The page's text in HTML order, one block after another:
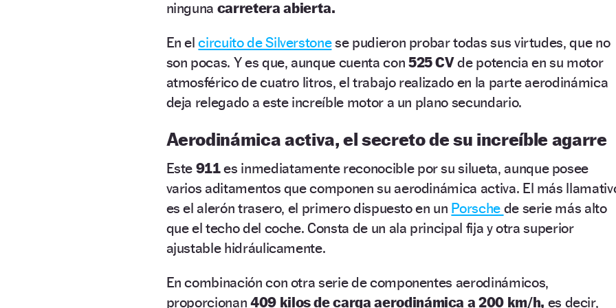
ninguna carretera abierta.
En elcircuito de Silverstonese pudieron probar todas sus virtudes, que no
son pocas. Y es que, aunque cuenta con 525 CVde potencia en su motor
atmosférico de cuatro litros, el trabajo realizado en la parte aerodinámica
deja relegado a este increíble motor a un plano secundario.
Aerodinámica activa, el secreto de su increíble agarre
Este 911es inmediatamente reconocible por su silueta, aunque posee
varios aditamentos que componen su aerodinámica activa. El más
es el alerón trasero, el primero dispuesto en un Porsche de serie más alto
que el techo del coche. Consta de un ala principal fija y otra superior
ajustable hidráulicamente.
En combinación con otra serie de componentes aerodinámicos,
proporcionan 409 kilos de carga aerodinámica a 200 km/h, es decir,